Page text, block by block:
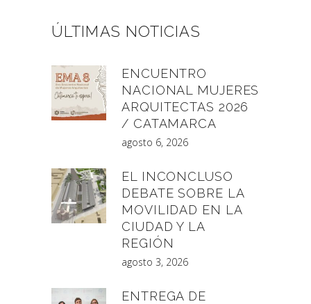
ÚLTIMAS NOTICIAS
ENCUENTRO
NACIONAL MUJERES
ARQUITECTAS 2026
/ CATAMARCA
agosto 6, 2026
EL INCONCLUSO
DEBATE SOBRE LA
MOVILIDAD EN LA
CIUDAD Y LA
REGIÓN
agosto 3, 2026
ENTREGA DE